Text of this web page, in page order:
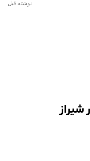
نوشته قبل
شیراز